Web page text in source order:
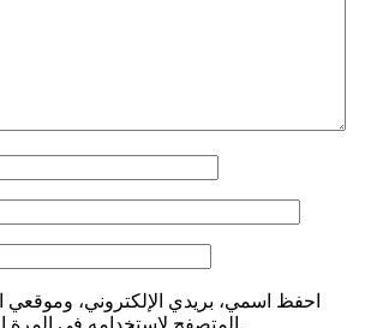
احفظ اسمي، بريدي الإلكتروني، وموقعي
المتصفح لاستخدامه في المرة المقبلة التي أعلق فيها.